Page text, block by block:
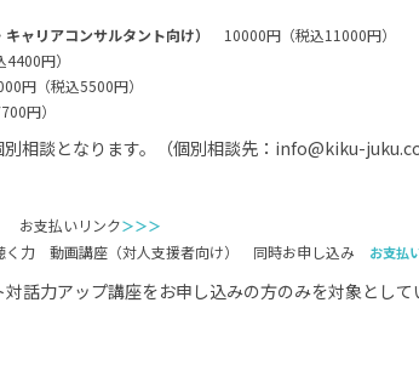
ャリアコンサルタント向け）
10000円（税込11000円）
円）
（税込5500円）
円）
相談となります。（個別相談先：info@kiku-
お支払いリンク＞＞＞
力 動画講座（対人支援者向け） 同時お申し込み お支払
話力アップ講座をお申し込みの方のみを対象とし